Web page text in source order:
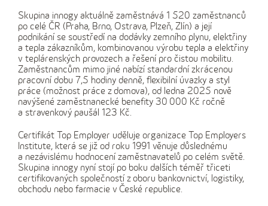
Skupina innogy aktuálně zaměstnává 1 520 zaměstnanců
po celé ČR (Praha, Brno, Ostrava, Plzeň, Zlín) a její
podnikání se soustředí na dodávky zemního plynu, elektřiny
a tepla zákazníkům, kombinovanou výrobu tepla a elektřiny
v teplárenských provozech a řešení pro čistou mobilitu.
Zaměstnancům mimo jiné nabízí standardní zkrácenou
pracovní dobu 7,5 hodiny denně, flexibilní úvazky a styl
práce (možnost práce z domova), od ledna 2025 nově
navýšené zaměstnanecké benefity 30 000 Kč ročně
a stravenkový paušál 123 Kč.
Certifikát Top Employer uděluje organizace Top Employers
Institute, která se již od roku 1991 věnuje důslednému
a nezávislému hodnocení zaměstnavatelů po celém světě.
Skupina innogy nyní stojí po boku dalších téměř třiceti
certifikovaných společností z oboru bankovnictví, logistiky,
obchodu nebo farmacie v České republice.